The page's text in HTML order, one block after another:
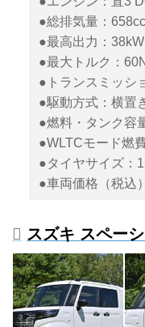
●総排気量：658cc
●最高出力：
●最大トルク：
●トランスミッシ
●駆動方式：横置
●燃料・タンク容
●WLTCモード燃
●タイヤサイズ：
●車両価格（税込
スズキ スペー